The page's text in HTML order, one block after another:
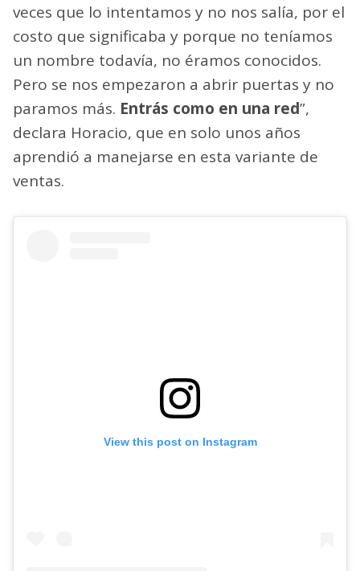
veces que lo intentamos y no nos salía, por el
costo que significaba y porque no teníamos
un nombre todavía, no éramos conocidos.
Pero se nos empezaron a abrir puertas y no
paramos más. Entrás como en una red”,
declara Horacio, que en solo unos años
aprendió a manejarse en esta variante de
ventas.
View this post on Instagram